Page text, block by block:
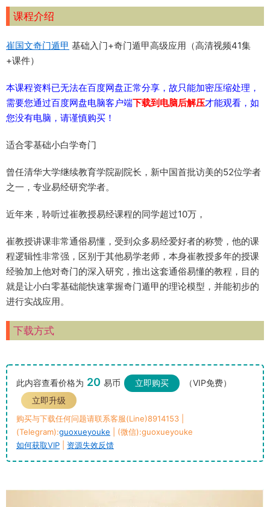
课程介绍
崔国文奇门遁甲 基础入门+奇门遁甲高级应用（高清视频41集
+课件）
本课程资料已无法在百度网盘正常分享，故只能加密压缩处理，
需要您通过百度网盘电脑客户端下载到电脑后解压才能观看，如
您没有电脑，请谨慎购买！
适合零基础小白学奇门
曾任清华大学继续教育学院副院长，新中国首批访美的52位学者
之一，专业易经研究学者。
近年来，聆听过崔教授易经课程的同学超过10万，
崔教授讲课非常通俗易懂，受到众多易经爱好者的称赞，他的课
程逻辑性非常强，区别于其他易学老师，本身崔教授多年的授课
经验加上他对奇门的深入研究，推出这套通俗易懂的教程，目的
就是让小白零基础能快速掌握奇门遁甲的理论模型，并能初步的
进行实战应用。
下载方式
此内容查看价格为 20 易币 立即购买
（VIP免费）
立即升级
购买与下载任何问题请联系客服(Line)8914153 |
(Telegram):guoxueyouke | (微信):guoxueyouke
如何获取VIP
资源失效反馈